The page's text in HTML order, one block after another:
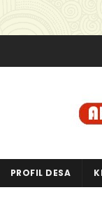
PROFIL DESA